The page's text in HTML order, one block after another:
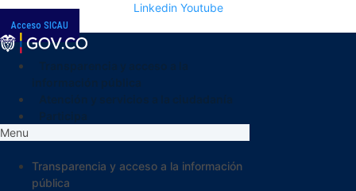
Linkedin Youtube
Acceso SICAU
Menu
Transparencia y acceso a la información
pública